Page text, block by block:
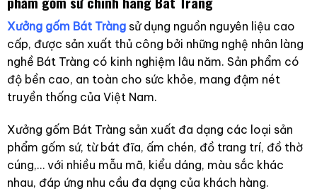
Xưởng gốm Bát Tràng sử dụng nguồn nguyên liệu cao
cấp, được sản xuất thủ công bởi những nghệ nhân làng
nghề Bát Tràng có kinh nghiệm lâu năm. Sản phẩm có
độ bền cao, an toàn cho sức khỏe, mang đậm nét
truyền thống của Việt Nam.
Xưởng gốm Bát Tràng sản xuất đa dạng các loại sản
phẩm gốm sứ, từ bát đĩa, ấm chén, đồ trang trí, đồ thờ
cúng,… với nhiều mẫu mã, kiểu dáng, màu sắc khác
nhau, đáp ứng nhu cầu đa dạng của khách hàng.